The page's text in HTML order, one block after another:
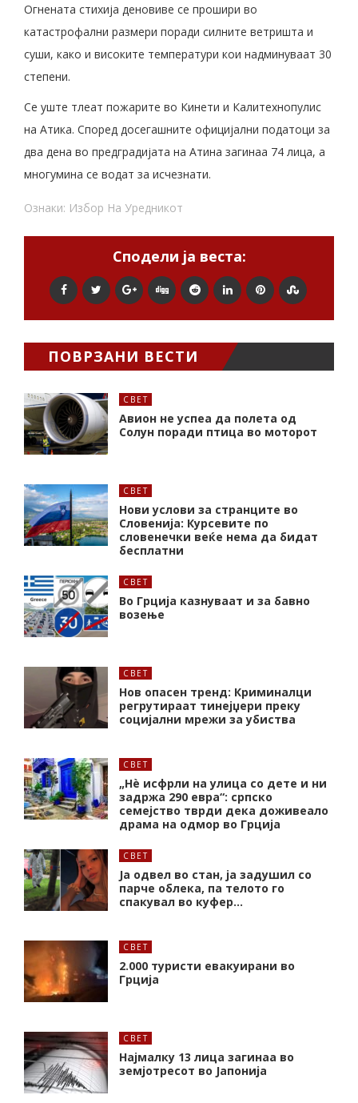
Огнената стихија деновиве се прошири во
катастрофални размери поради силните ветришта и
суши, како и високите температури кои надминуваат 30
степени.
Се уште тлеат пожарите во Кинети и Калитехнопулис
на Атика. Според досегашните официјални податоци за
два дена во предградијата на Атина загинаа 74 лица, а
многумина се водат за исчезнати.
Ознаки: Избор На Уредникот
Сподели ја веста:
ПОВРЗАНИ ВЕСТИ
СВЕТ
Авион не успеа да полета од
Солун поради птица во моторот
СВЕТ
Нови услови за странците во
Словенија: Курсевите по
словенечки веќе нема да бидат
бесплатни
СВЕТ
Во Грција казнуваат и за бавно
возење
СВЕТ
Нов опасен тренд: Криминалци
регрутираат тинејџери преку
социјални мрежи за убиства
СВЕТ
„Нѐ исфрли на улица со дете и ни
задржа 290 евра“: српско
семејство тврди дека доживеало
драма на одмор во Грција
СВЕТ
Ја одвел во стан, ја задушил со
парче облека, па телото го
спакувал во куфер…
СВЕТ
2.000 туристи евакуирани во
Грција
СВЕТ
Најмалку 13 лица загинаа во
земјотресот во Јапонија